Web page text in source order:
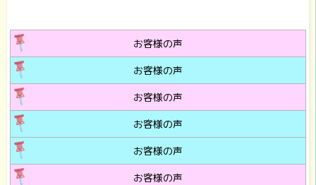
お客様の声
お客様の声
お客様の声
お客様の声
お客様の声
お客様の声